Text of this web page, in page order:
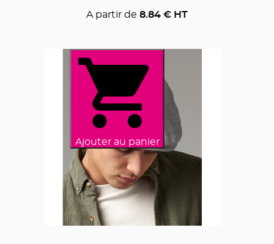
A partir de 8.84 € HT
Ajouter au panier